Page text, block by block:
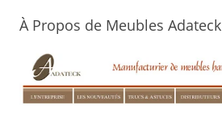
À Propos de Meubles Adateck